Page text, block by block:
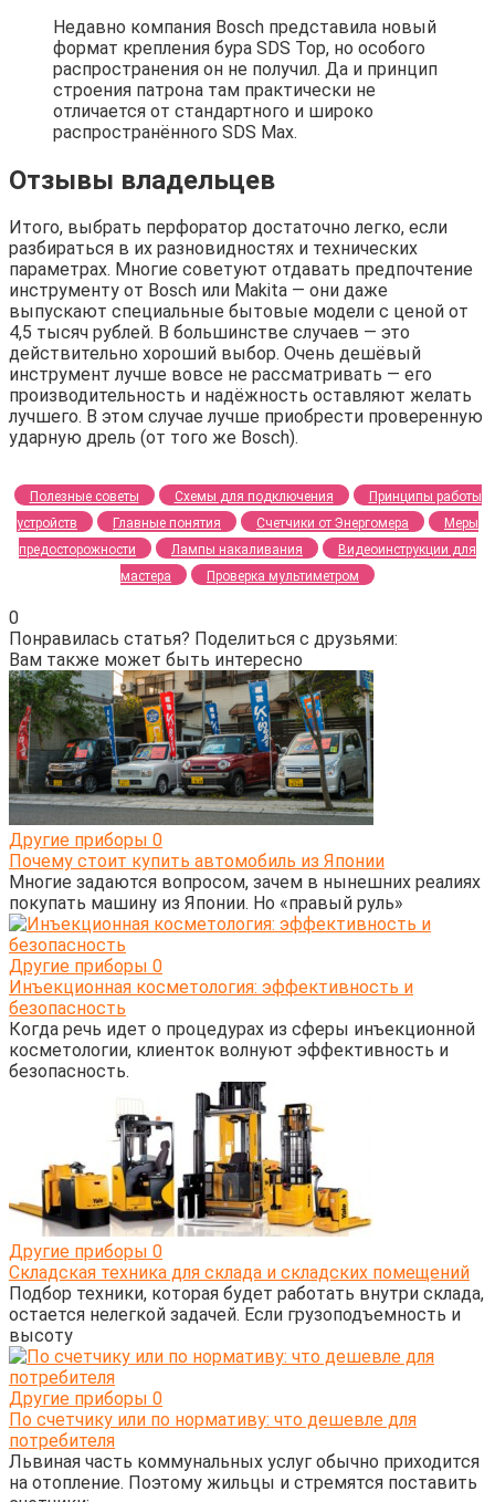
Недавно компания Bosch представила новый
формат крепления бура SDS Top, но особого
распространения он не получил. Да и принцип
строения патрона там практически не
отличается от стандартного и широко
распространённого SDS Max.
Отзывы владельцев
Итого, выбрать перфоратор достаточно легко, если
разбираться в их разновидностях и технических
параметрах. Многие советуют отдавать предпочтение
инструменту от Bosch или Makita — они даже
выпускают специальные бытовые модели с ценой от
4,5 тысяч рублей. В большинстве случаев — это
действительно хороший выбор. Очень дешёвый
инструмент лучше вовсе не рассматривать — его
производительность и надёжность оставляют желать
лучшего. В этом случае лучше приобрести проверенную
ударную дрель (от того же Bosch).
Полезные советы Схемы для подключения
Принципы работы
устройств
Главные понятия Счетчики от Энергомера
Меры
предосторожности
Лампы накаливания
Видеоинструкции для
мастера
Проверка мультиметром
0
Понравилась статья? Поделиться с друзьями:
Вам также может быть интересно
Другие приборы 0
Почему стоит купить автомобиль из Японии
Многие задаются вопросом, зачем в нынешних реалиях
покупать машину из Японии. Но «правый руль»
Другие приборы 0
Инъекционная косметология: эффективность и
безопасность
Когда речь идет о процедурах из сферы инъекционной
косметологии, клиенток волнуют эффективность и
безопасность.
Другие приборы 0
Складская техника для склада и складских помещений
Подбор техники, которая будет работать внутри склада,
остается нелегкой задачей. Если грузоподъемность и
высоту
Другие приборы 0
По счетчику или по нормативу: что дешевле для
потребителя
Львиная часть коммунальных услуг обычно приходится
на отопление. Поэтому жильцы и стремятся поставить